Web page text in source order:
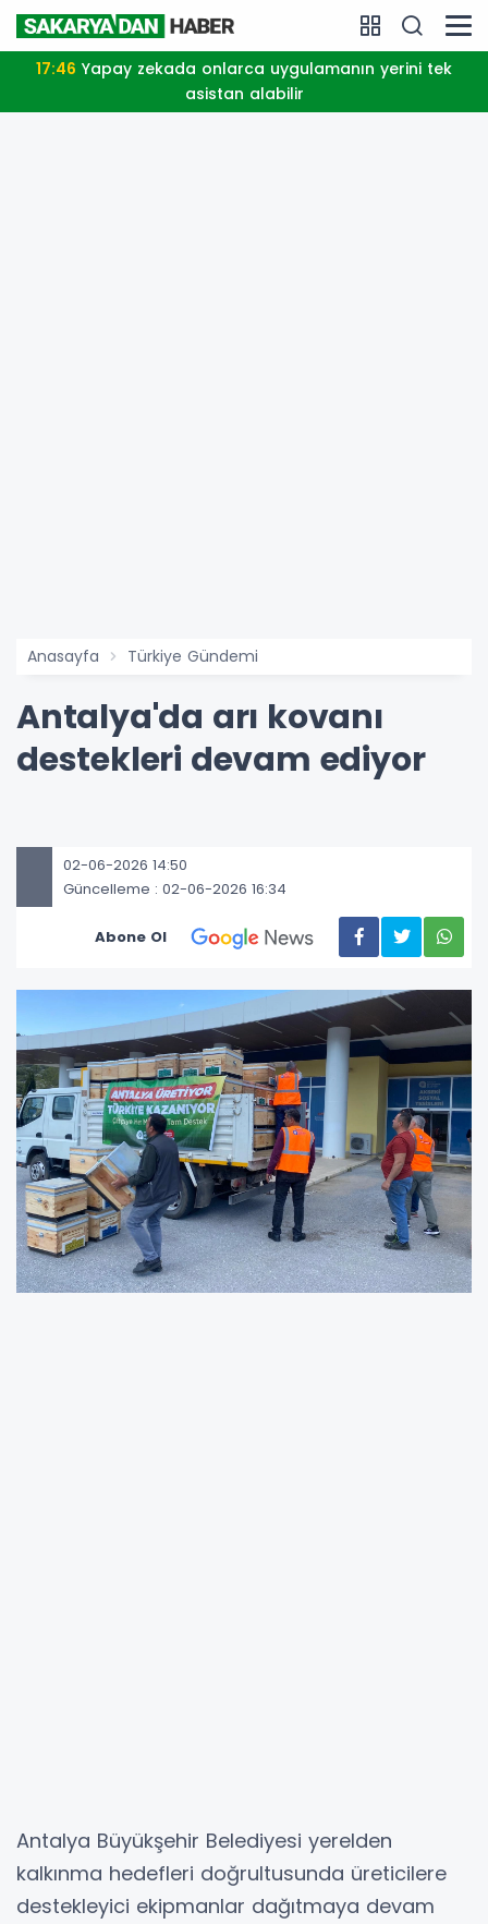
17:46
asistan alabilir
Anasayfa Türkiye Gündemi
Antalya'da arı kovanı
destekleri devam ediyor
02-06-2026 14:50
Güncelleme : 02-06-2026 16:34
Abone Ol
Antalya Büyükşehir Belediyesi yerelden
kalkınma hedefleri doğrultusunda üreticilere
destekleyici ekipmanlar dağıtmaya devam